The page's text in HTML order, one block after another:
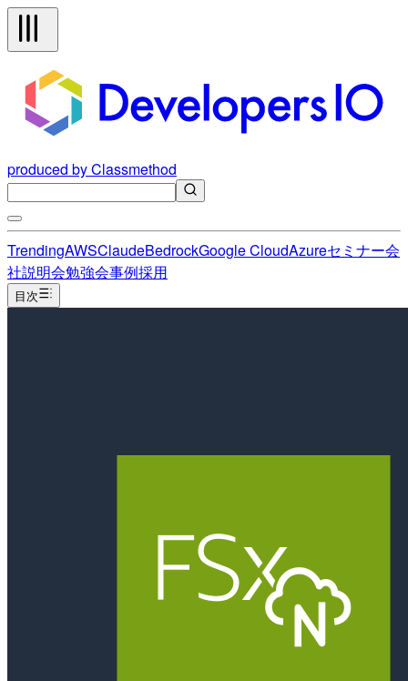
produced by Classmethod
TrendingAWSClaudeBedrockGoogle CloudAzureセミナー会
社説明会勉強会事例採用
目次